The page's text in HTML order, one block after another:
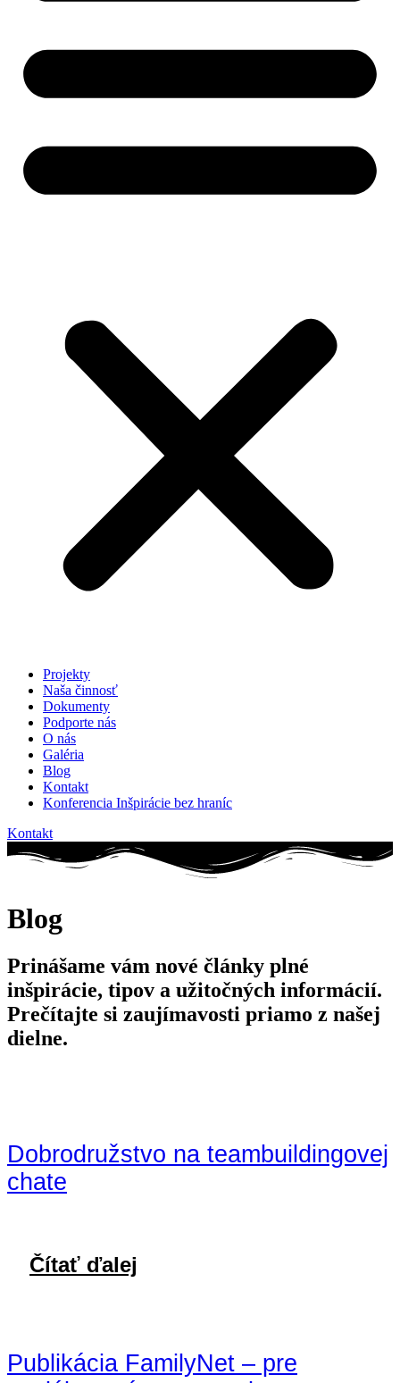
Projekty
Naša činnosť
Dokumenty
Podporte nás
O nás
Galéria
Blog
Kontakt
Konferencia Inšpirácie bez hraníc
Kontakt
Blog
Prinášame vám nové články plné
inšpirácie, tipov a užitočných informácií.
Prečítajte si zaujímavosti priamo z našej
dielne.
Dobrodružstvo na teambuildingovej
chate
Čítať ďalej
Publikácia FamilyNet – pre